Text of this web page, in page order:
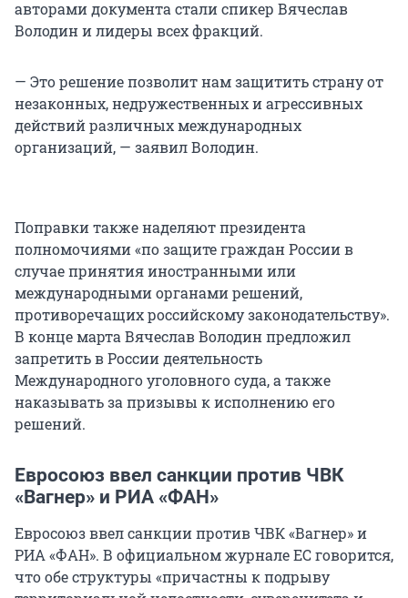
авторами документа стали спикер Вячеслав
Володин и лидеры всех фракций.
— Это решение позволит нам защитить страну от
незаконных, недружественных и агрессивных
действий различных международных
организаций, — заявил Володин.
Поправки также наделяют президента
полномочиями «по защите граждан России в
случае принятия иностранными или
международными органами решений,
противоречащих российскому законодательству».
В конце марта Вячеслав Володин предложил
запретить в России деятельность
Международного уголовного суда, а также
наказывать за призывы к исполнению его
решений.
Евросоюз ввел санкции против ЧВК
«Вагнер» и РИА «ФАН»
Евросоюз ввел санкции против ЧВК «Вагнер» и
РИА «ФАН». В официальном журнале ЕС говорится,
что обе структуры «причастны к подрыву